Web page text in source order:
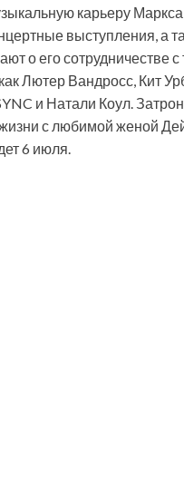
карьеру
выступления, а
о его сотрудничестве с
Лютер Вандросс, Кит
и Натали Коул.
с любимой женой
6 июля.